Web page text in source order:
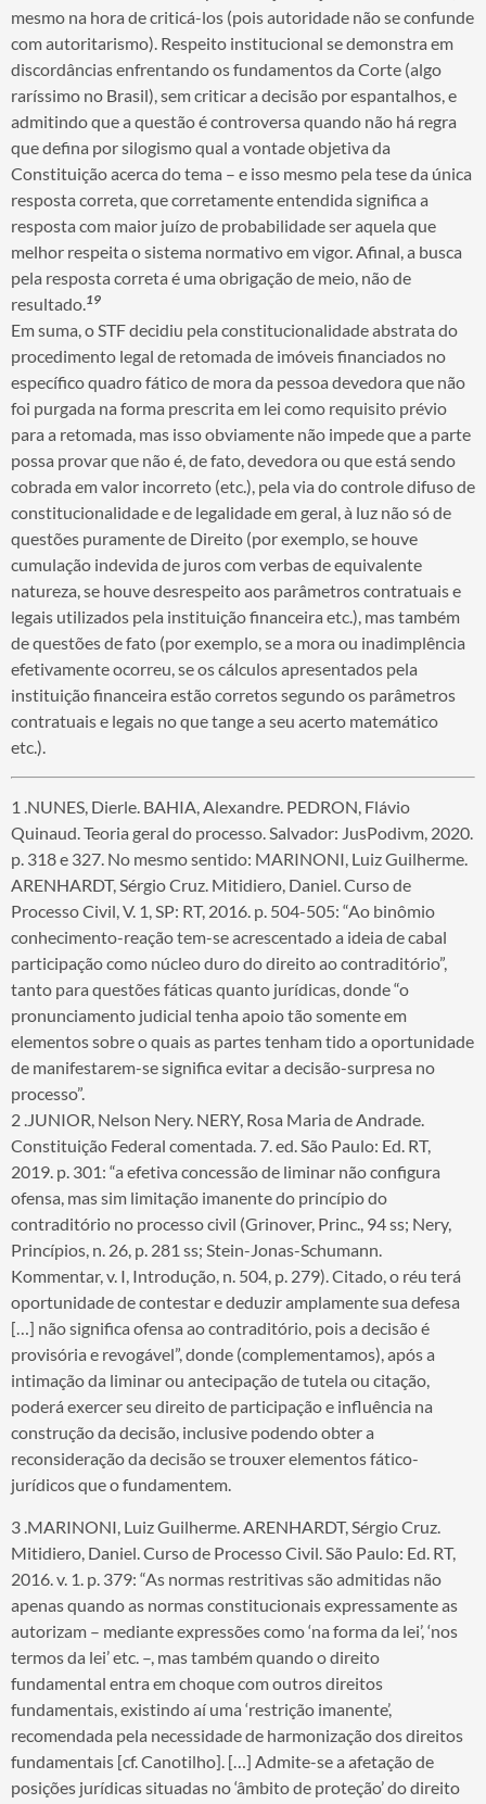
mesmo na hora de criticá-los (pois autoridade não se confunde
com autoritarismo). Respeito institucional se demonstra em
discordâncias enfrentando os fundamentos da Corte (algo
raríssimo no Brasil), sem criticar a decisão por espantalhos, e
admitindo que a questão é controversa quando não há regra
que defina por silogismo qual a vontade objetiva da
Constituição acerca do tema – e isso mesmo pela tese da única
resposta correta, que corretamente entendida significa a
resposta com maior juízo de probabilidade ser aquela que
melhor respeita o sistema normativo em vigor. Afinal, a busca
pela resposta correta é uma obrigação de meio, não de
resultado.19
Em suma, o STF decidiu pela constitucionalidade abstrata do
procedimento legal de retomada de imóveis financiados no
específico quadro fático de mora da pessoa devedora que não
foi purgada na forma prescrita em lei como requisito prévio
para a retomada, mas isso obviamente não impede que a parte
possa provar que não é, de fato, devedora ou que está sendo
cobrada em valor incorreto (etc.), pela via do controle difuso de
constitucionalidade e de legalidade em geral, à luz não só de
questões puramente de Direito (por exemplo, se houve
cumulação indevida de juros com verbas de equivalente
natureza, se houve desrespeito aos parâmetros contratuais e
legais utilizados pela instituição financeira etc.), mas também
de questões de fato (por exemplo, se a mora ou inadimplência
efetivamente ocorreu, se os cálculos apresentados pela
instituição financeira estão corretos segundo os parâmetros
contratuais e legais no que tange a seu acerto matemático
etc.).
1 .NUNES, Dierle. BAHIA, Alexandre. PEDRON, Flávio
Quinaud. Teoria geral do processo. Salvador: JusPodivm, 2020.
p. 318 e 327. No mesmo sentido: MARINONI, Luiz Guilherme.
ARENHARDT, Sérgio Cruz. Mitidiero, Daniel. Curso de
Processo Civil, V. 1, SP: RT, 2016. p. 504-505: “Ao binômio
conhecimento-reação tem-se acrescentado a ideia de cabal
participação como núcleo duro do direito ao contraditório”,
tanto para questões fáticas quanto jurídicas, donde “o
pronunciamento judicial tenha apoio tão somente em
elementos sobre o quais as partes tenham tido a oportunidade
de manifestarem-se significa evitar a decisão-surpresa no
processo”.
2 .JUNIOR, Nelson Nery. NERY, Rosa Maria de Andrade.
Constituição Federal comentada. 7. ed. São Paulo: Ed. RT,
2019. p. 301: “a efetiva concessão de liminar não configura
ofensa, mas sim limitação imanente do princípio do
contraditório no processo civil (Grinover, Princ., 94 ss; Nery,
Princípios, n. 26, p. 281 ss; Stein-Jonas-Schumann.
Kommentar, v. I, Introdução, n. 504, p. 279). Citado, o réu terá
oportunidade de contestar e deduzir amplamente sua defesa
[…] não significa ofensa ao contraditório, pois a decisão é
provisória e revogável”, donde (complementamos), após a
intimação da liminar ou antecipação de tutela ou citação,
poderá exercer seu direito de participação e influência na
construção da decisão, inclusive podendo obter a
reconsideração da decisão se trouxer elementos fático-
jurídicos que o fundamentem.
3 .MARINONI, Luiz Guilherme. ARENHARDT, Sérgio Cruz.
Mitidiero, Daniel. Curso de Processo Civil. São Paulo: Ed. RT,
2016. v. 1. p. 379: “As normas restritivas são admitidas não
apenas quando as normas constitucionais expressamente as
autorizam – mediante expressões como ‘na forma da lei’, ‘nos
termos da lei’ etc. –, mas também quando o direito
fundamental entra em choque com outros direitos
fundamentais, existindo aí uma ‘restrição imanente’,
recomendada pela necessidade de harmonização dos direitos
fundamentais [cf. Canotilho]. […] Admite-se a afetação de
posições jurídicas situadas no ‘âmbito de proteção’ do direito